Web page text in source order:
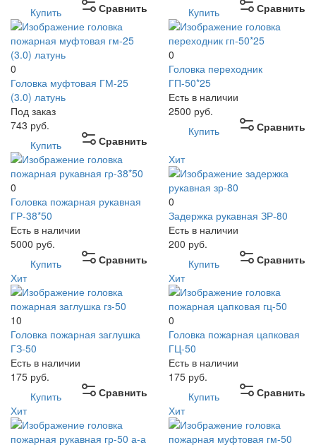
Сравнить
Купить
Сравнить
Купить
0
Головка муфтовая ГМ-25
(3.0) латунь
Под заказ
743 руб.
Сравнить
Купить
0
Головка переходник
ГП-50*25
Есть в наличии
2500 руб.
Сравнить
Купить
0
Головка пожарная рукавная
ГР-38*50
Есть в наличии
5000 руб.
Сравнить
Купить
Хит
0
Задержка рукавная ЗР-80
Есть в наличии
200 руб.
Сравнить
Купить
Хит
10
Головка пожарная заглушка
ГЗ-50
Есть в наличии
175 руб.
Сравнить
Купить
Хит
0
Головка пожарная цапковая
ГЦ-50
Есть в наличии
175 руб.
Сравнить
Купить
Хит
Хит